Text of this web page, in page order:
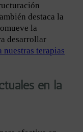
destaca la
la
desarrollar
nuestras terapias
en la